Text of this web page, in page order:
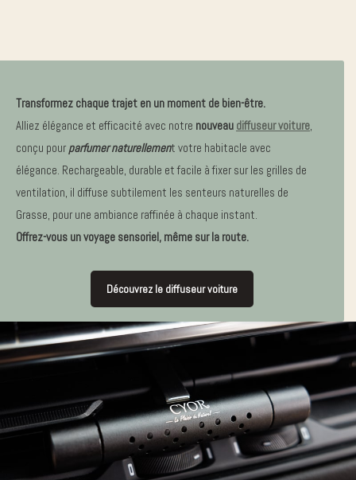
Transformez chaque trajet en un moment de bien-être.
Alliez élégance et efficacité avec notre nouveau diffuseur voiture
conçu pour parfumer naturellement votre habitacle avec
élégance. Rechargeable, durable et facile à fixer sur les grilles de
ventilation, il diffuse subtilement les senteurs naturelles de
Grasse, pour une ambiance raffinée à chaque instant.
Offrez-vous un voyage sensoriel, même sur la route.
Découvrez le diffuseur voiture